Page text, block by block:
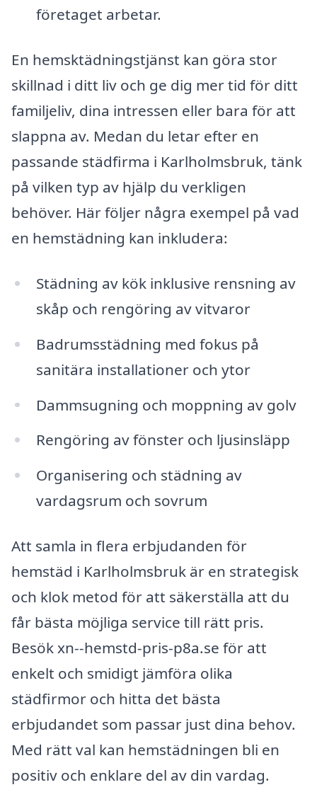
företaget arbetar.
En hemsktädningstjänst kan göra stor
skillnad i ditt liv och ge dig mer tid för ditt
familjeliv, dina intressen eller bara för att
slappna av. Medan du letar efter en
passande städfirma i Karlholmsbruk, tänk
på vilken typ av hjälp du verkligen
behöver. Här följer några exempel på vad
en hemstädning kan inkludera:
Städning av kök inklusive rensning av
skåp och rengöring av vitvaror
Badrumsstädning med fokus på
sanitära installationer och ytor
Dammsugning och moppning av golv
Rengöring av fönster och ljusinsläpp
Organisering och städning av
vardagsrum och sovrum
Att samla in flera erbjudanden för
hemstäd i Karlholmsbruk är en strategisk
och klok metod för att säkerställa att du
får bästa möjliga service till rätt pris.
Besök xn--hemstd-pris-p8a.se för att
enkelt och smidigt jämföra olika
städfirmor och hitta det bästa
erbjudandet som passar just dina behov.
Med rätt val kan hemstädningen bli en
positiv och enklare del av din vardag.